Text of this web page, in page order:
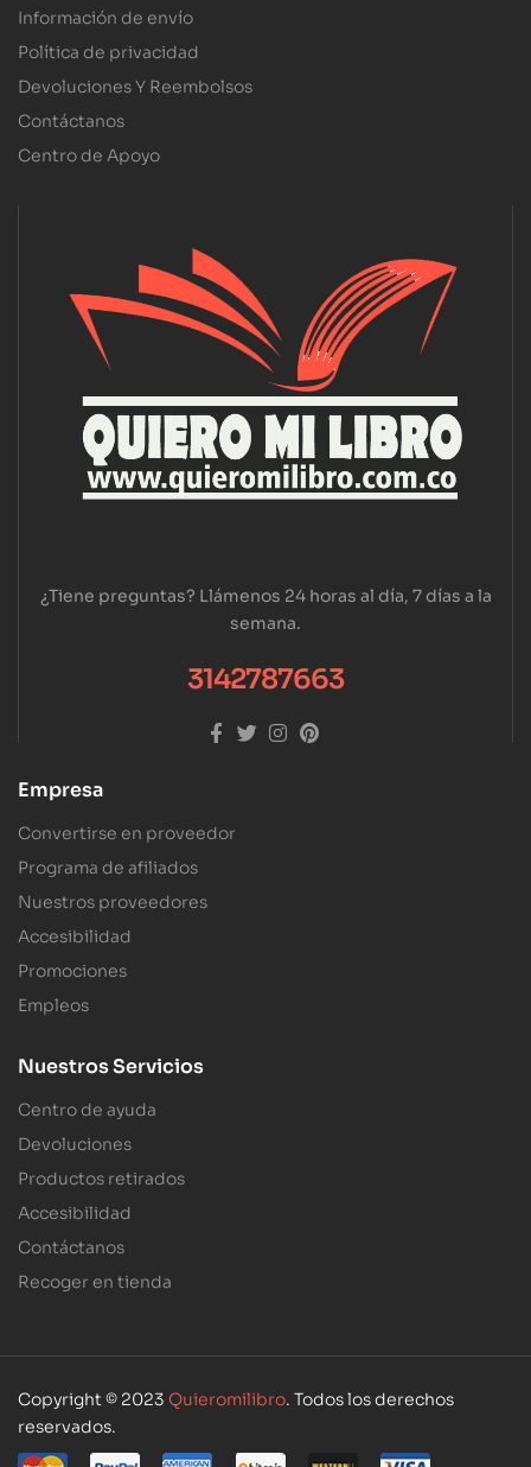
Información de envío
Política de privacidad
Devoluciones Y Reembolsos
Contáctanos
Centro de Apoyo
¿Tiene preguntas? Llámenos 24 horas al día, 7 días a la
semana.
3142787663
Empresa
Convertirse en proveedor
Programa de afiliados
Nuestros proveedores
Accesibilidad
Promociones
Empleos
Nuestros Servicios
Centro de ayuda
Devoluciones
Productos retirados
Accesibilidad
Contáctanos
Recoger en tienda
Copyright © 2023 Quieromilibro. Todos los derechos
reservados.